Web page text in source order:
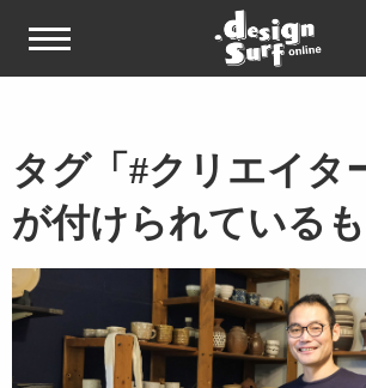
タグ「#クリエイタ
が付けられている